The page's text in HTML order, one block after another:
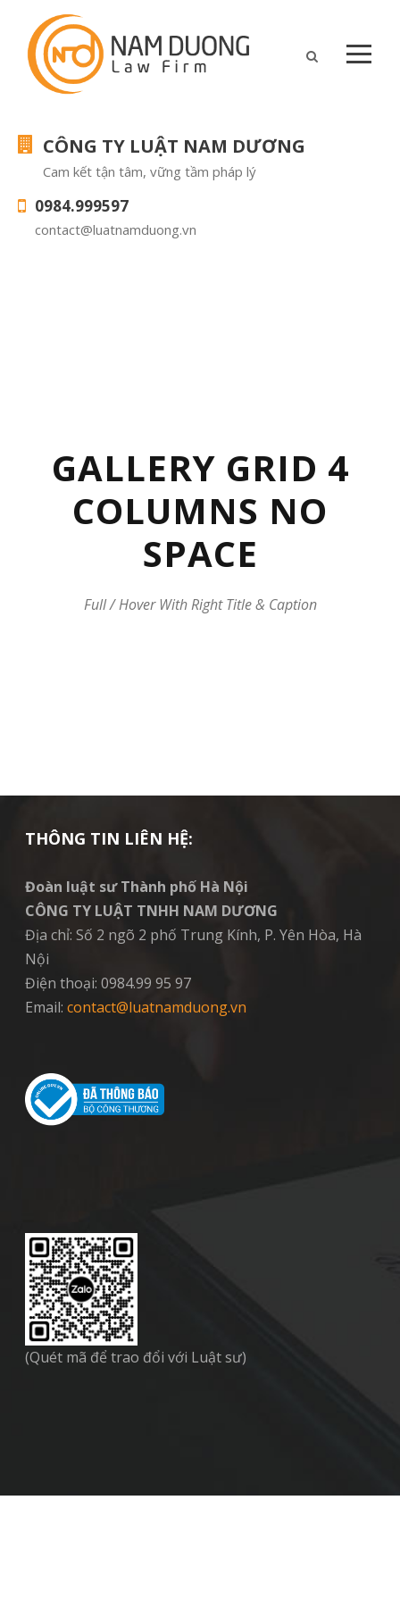
CÔNG TY LUẬT NAM DƯƠNG
Cam kết tận tâm, vững tầm pháp lý
0984.999597
contact@luatnamduong.vn
GALLERY GRID 4
COLUMNS NO
SPACE
Full / Hover With Right Title & Caption
THÔNG TIN LIÊN HỆ:
Đoàn luật sư Thành phố Hà Nội
CÔNG TY LUẬT TNHH NAM DƯƠNG
Địa chỉ: Số 2 ngõ 2 phố Trung Kính, P. Yên Hòa, Hà
Nội
Điện thoại: 0984.99 95 97
Email: contact@luatnamduong.vn
(Quét mã để trao đổi với Luật sư)